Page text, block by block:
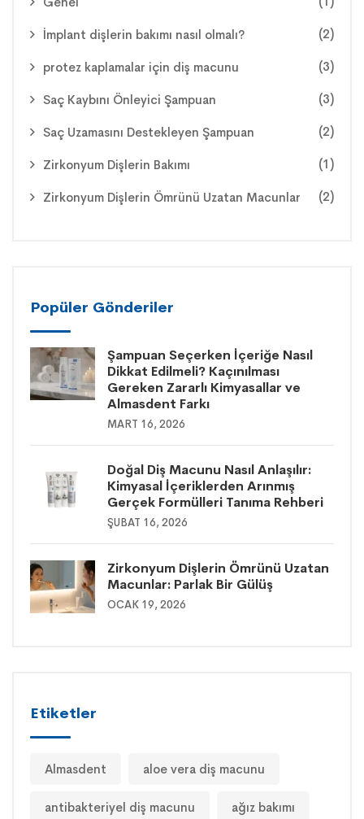
İmplant dişlerin bakımı nasıl olmalı? (2)
protez kaplamalar için diş macunu (3)
Saç Kaybını Önleyici Şampuan (3)
Saç Uzamasını Destekleyen Şampuan (2)
Zirkonyum Dişlerin Bakımı (1)
Zirkonyum Dişlerin Ömrünü Uzatan Macunlar (2)
Popüler Gönderiler
Şampuan Seçerken İçeriğe Nasıl
Dikkat Edilmeli? Kaçınılması
Gereken Zararlı Kimyasallar ve
Almasdent Farkı
MART 16, 2026
Doğal Diş Macunu Nasıl Anlaşılır:
Kimyasal İçeriklerden Arınmış
Gerçek Formülleri Tanıma Rehberi
ŞUBAT 16, 2026
Zirkonyum Dişlerin Ömrünü Uzatan
Macunlar: Parlak Bir Gülüş
OCAK 19, 2026
Etiketler
Almasdent aloe vera diş macunu
antibakteriyel diş macunu ağız bakımı